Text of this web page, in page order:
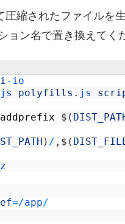
縮されたファイルを
ョン名で置き換えてく
- io
js polyfills . js
addprefix $ (
) / , $ (
=/app/